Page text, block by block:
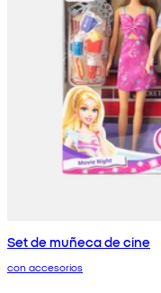
Set de muñeca de cine
con accesorios